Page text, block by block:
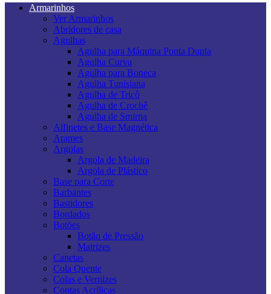
Armarinhos
Ver Armarinhos
Abridores de casa
Agulhas
Agulha para Máquina Ponta Dupla
Agulha Curva
Agulha para Boneca
Agulha Tunisiana
Agulha de Tricô
Agulha de Crochê
Agulha de Smirna
Alfinetes e Base Magnética
Arames
Argolas
Argola de Madeira
Argola de Plástico
Base para Corte
Barbantes
Bastidores
Bordados
Botões
Botão de Pressão
Matrizes
Canetas
Cola Quente
Colas e Vernizes
Contas Acrílicas